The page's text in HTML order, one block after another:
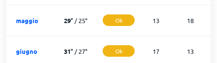
maggio 29°/25° Ok 13 18
giugno 31°/27° Ok 17 13